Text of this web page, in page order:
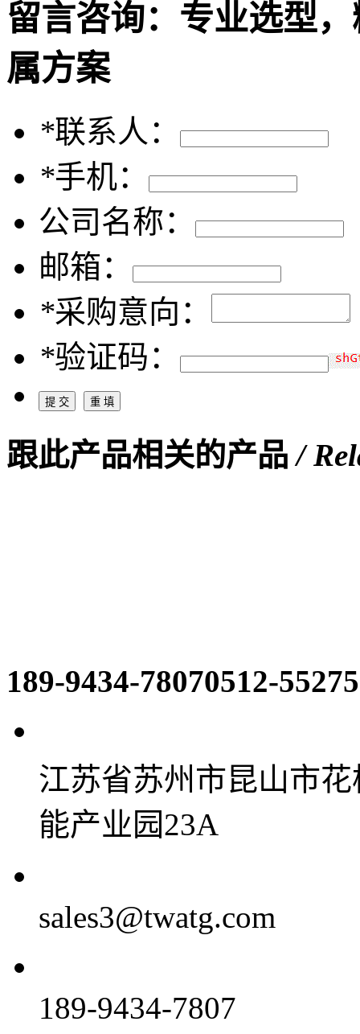
留言咨询： 专业选型
属方案
*联系人：
*手机：
公司名称：
邮箱：
*采购意向：
*验证码：
跟此产品相关的产品/
189-9434-78070512-
江苏省苏州市昆山市
能产业园23A
sales3@twatg.com
189-9434-7807